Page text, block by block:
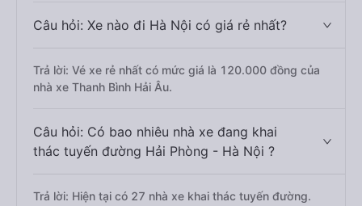
Câu hỏi: Xe nào đi Hà Nội có giá rẻ nhất?
Trả lời: Vé xe rẻ nhất có mức giá là 120.000 đồng của
nhà xe Thanh Bình Hải Âu.
Câu hỏi: Có bao nhiêu nhà xe đang khai
thác tuyến đường Hải Phòng - Hà Nội ?
Trả lời: Hiện tại có 27 nhà xe khai thác tuyến đường.